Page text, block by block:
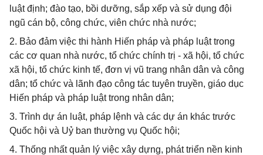
luật định; đào tạo, bồi dưỡng, sắp xếp và sử dụng đội
ngũ cán bộ, công chức, viên chức nhà nước;
2. Bảo đảm việc thi hành Hiến pháp và pháp luật trong
các cơ quan nhà nước, tổ chức chính trị - xã hội, tổ chức
xã hội, tổ chức kinh tế, đơn vị vũ trang nhân dân và công
dân; tổ chức và lãnh đạo công tác tuyên truyền, giáo dục
Hiến pháp và pháp luật trong nhân dân;
3. Trình dự án luật, pháp lệnh và các dự án khác trước
Quốc hội và Uỷ ban thường vụ Quốc hội;
4. Thống nhất quản lý việc xây dựng, phát triển nền kinh